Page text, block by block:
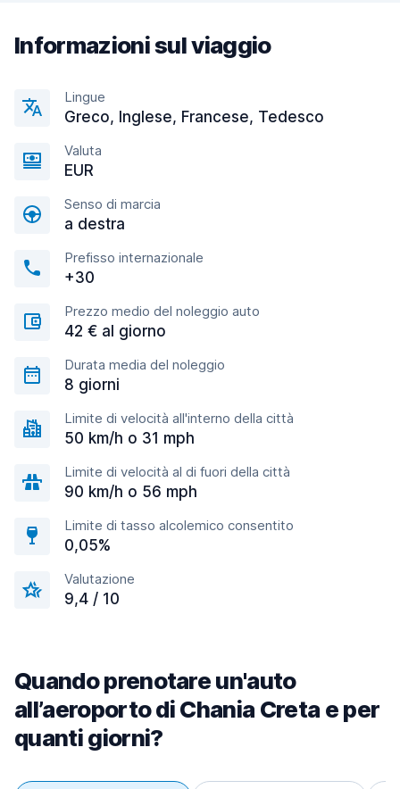
Informazioni sul viaggio
Lingue
Greco, Inglese, Francese, Tedesco
Valuta
EUR
Senso di marcia
a destra
Prefisso internazionale
+30
Prezzo medio del noleggio auto
42 € al giorno
Durata media del noleggio
8 giorni
Limite di velocità all'interno della città
50 km/h o 31 mph
Limite di velocità al di fuori della città
90 km/h o 56 mph
Limite di tasso alcolemico consentito
0,05%
Valutazione
9,4 / 10
Quando prenotare un'auto
all’aeroporto di Chania Creta e per
quanti giorni?